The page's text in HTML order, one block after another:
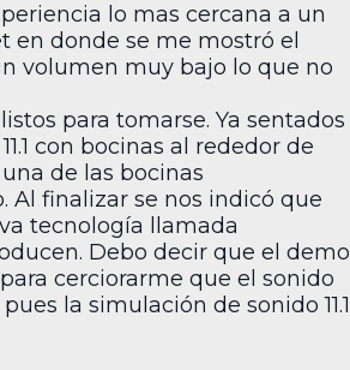
lo mas cercana a un
en donde se me mostró el
volumen muy bajo lo que no
para tomarse. Ya sentados
con bocinas al rededor de
de las bocinas
finalizar se nos indicó que
tecnología llamada
Debo decir que el demo
cerciorarme que el sonido
la simulación de sonido 11.1